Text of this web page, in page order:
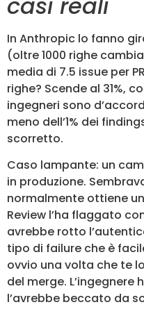
In Anthropic lo fanno
(oltre 1000 righe
media di 7.5 issue per
righe? Scende al 31%,
ingegneri sono
meno dell’1% dei
scorretto.
Caso lampante: un
in produzione.
normalmente ottiene
Review l’ha flaggato
avrebbe rotto
tipo di failure che è
ovvio una volta che te
del merge.
l’avrebbe beccato da